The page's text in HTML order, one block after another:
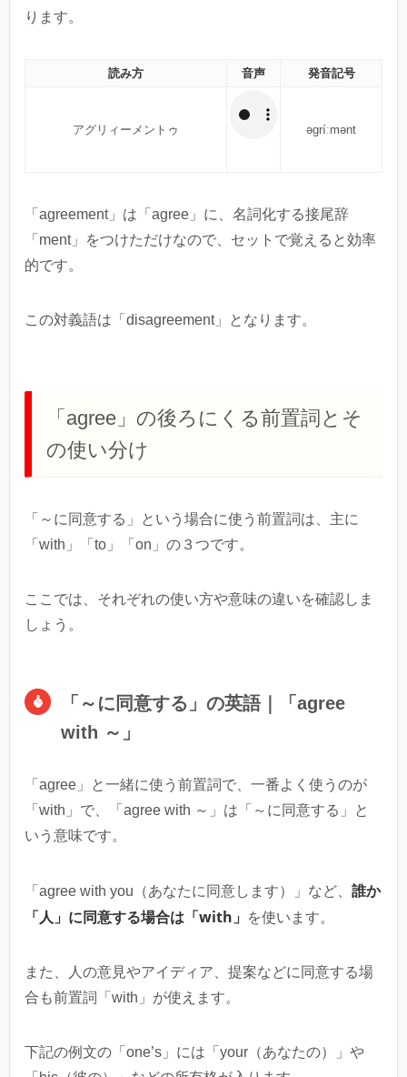
ります。
読み方 音声 発音記号
アグリィーメントゥ əgríːmənt
「agreement」は「agree」に、名詞化する接尾辞
「ment」をつけただけなので、セットで覚えると効率
的です。
この対義語は「disagreement」となります。
「agree」の後ろにくる前置詞とそ
の使い分け
「～に同意する」という場合に使う前置詞は、主に
「with」「to」「on」の３つです。
ここでは、それぞれの使い方や意味の違いを確認しま
しょう。
「～に同意する」の英語｜「agree
with ～」
「agree」と一緒に使う前置詞で、一番よく使うのが
「with」で、「agree with ～」は「～に同意する」と
いう意味です。
「agree with you（あなたに同意します）」など、 誰か
「人」に同意する場合は「with」
を使います。
また、人の意見やアイディア、提案などに同意する場
合も前置詞「with」が使えます。
下記の例文の「one’s」には「your（あなたの）」や